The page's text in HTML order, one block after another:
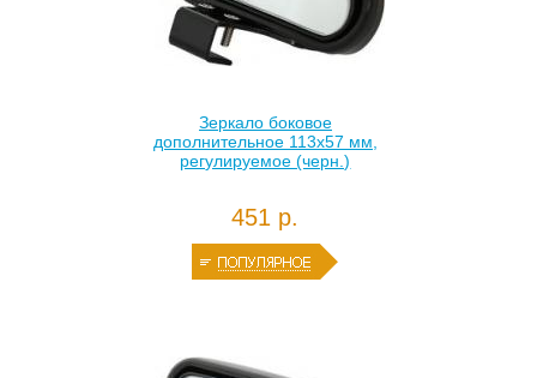
Зеркало боковое
дополнительное 113х57 мм,
регулируемое (черн.)
451 р.